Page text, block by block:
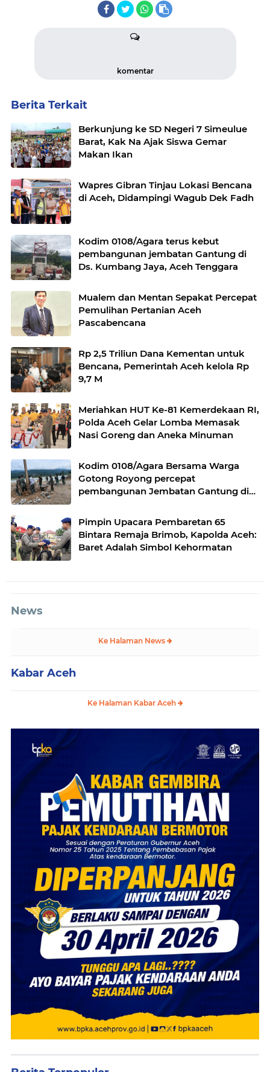
komentar
Berita Terkait
Berkunjung ke SD Negeri 7 Simeulue
Barat, Kak Na Ajak Siswa Gemar
Makan Ikan
Wapres Gibran Tinjau Lokasi Bencana
di Aceh, Didampingi Wagub Dek Fadh
Kodim 0108/Agara terus kebut
pembangunan jembatan Gantung di
Ds. Kumbang Jaya, Aceh Tenggara
Mualem dan Mentan Sepakat Percepat
Pemulihan Pertanian Aceh
Pascabencana
Rp 2,5 Triliun Dana Kementan untuk
Bencana, Pemerintah Aceh kelola Rp
9,7 M
Meriahkan HUT Ke-81 Kemerdekaan RI,
Polda Aceh Gelar Lomba Memasak
Nasi Goreng dan Aneka Minuman
Kodim 0108/Agara Bersama Warga
Gotong Royong percepat
pembangunan Jembatan Gantung di
Pimpin Upacara Pembaretan 65
Bintara Remaja Brimob, Kapolda Aceh:
Baret Adalah Simbol Kehormatan
News
Ke Halaman News
Kabar Aceh
Ke Halaman Kabar Aceh